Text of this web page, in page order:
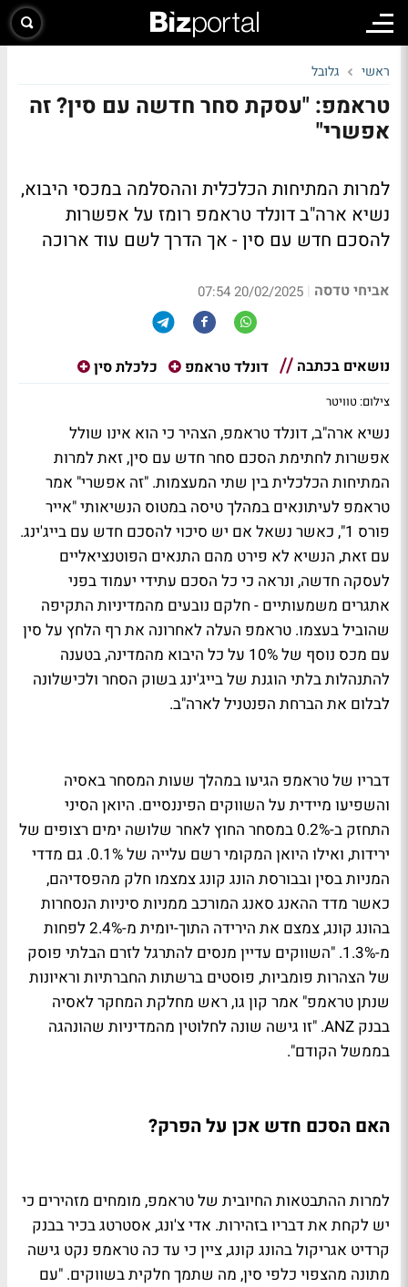
ראשי גלובל
טראמפ: "עסקת סחר חדשה עם סין? זה
אפשרי"
למרות המתיחות הכלכלית וההסלמה במכסי היבוא,
נשיא ארה"ב דונלד טראמפ רומז על אפשרות
להסכם חדש עם סין - אך הדרך לשם עוד ארוכה
אביחי טדסה |
20/02/2025 07:54
נושאים בכתבה דונלד טראמפ כלכלת סין
צילום: טוויטר
נשיא ארה"ב, דונלד טראמפ, הצהיר כי הוא אינו שולל
אפשרות לחתימת הסכם סחר חדש עם סין, זאת למרות
המתיחות הכלכלית בין שתי המעצמות. "זה אפשרי" אמר
טראמפ לעיתונאים במהלך טיסה במטוס הנשיאותי "אייר
פורס 1", כאשר נשאל אם יש סיכוי להסכם חדש עם בייג'ינג.
עם זאת, הנשיא לא פירט מהם התנאים הפוטנציאליים
לעסקה חדשה, ונראה כי כל הסכם עתידי יעמוד בפני
אתגרים משמעותיים - חלקם נובעים מהמדיניות התקיפה
שהוביל בעצמו. טראמפ העלה לאחרונה את רף הלחץ על סין
עם מכס נוסף של 10% על כל היבוא מהמדינה, בטענה
להתנהלות בלתי הוגנת של בייג'ינג בשוק הסחר ולכישלונה
לבלום את הברחת הפנטניל לארה"ב.
דבריו של טראמפ הגיעו במהלך שעות המסחר באסיה
והשפיעו מיידית על השווקים הפיננסיים. היואן הסיני
התחזק ב-0.2% במסחר החוץ לאחר שלושה ימים רצופים של
ירידות, ואילו היואן המקומי רשם עלייה של 0.1%. גם מדדי
המניות בסין ובבורסת הונג קונג צמצמו חלק מהפסדיהם,
כאשר מדד ההאנג סאנג המורכב ממניות סיניות הנסחרות
בהונג קונג, צמצם את הירידה התוך-יומית מ-2.4% לפחות
מ-1.3%. "השווקים עדיין מנסים להתרגל לזרם הבלתי פוסק
של הצהרות פומביות, פוסטים ברשתות החברתיות וראיונות
שנתן טראמפ" אמר קון גו, ראש מחלקת המחקר לאסיה
בבנק ANZ. "זו גישה שונה לחלוטין מהמדיניות שהונהגה
בממשל הקודם".
האם הסכם חדש אכן על הפרק?
למרות ההתבטאות החיובית של טראמפ, מומחים מזהירים כי
יש לקחת את דבריו בזהירות. אדי צ'ונג, אסטרטג בכיר בבנק
קרדיט אגריקול בהונג קונג, ציין כי עד כה טראמפ נקט גישה
מתונה מהצפוי כלפי סין, מה שתמך חלקית בשווקים. "עם